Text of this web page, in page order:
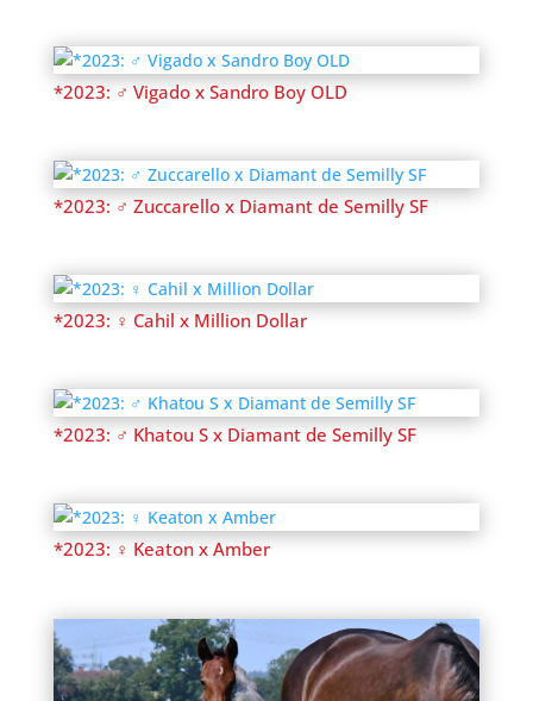
*2023: ♂ Vigado x Sandro Boy OLD
*2023: ♂ Zuccarello x Diamant de Semilly SF
*2023: ♀ Cahil x Million Dollar
*2023: ♂ Khatou S x Diamant de Semilly SF
*2023: ♀ Keaton x Amber